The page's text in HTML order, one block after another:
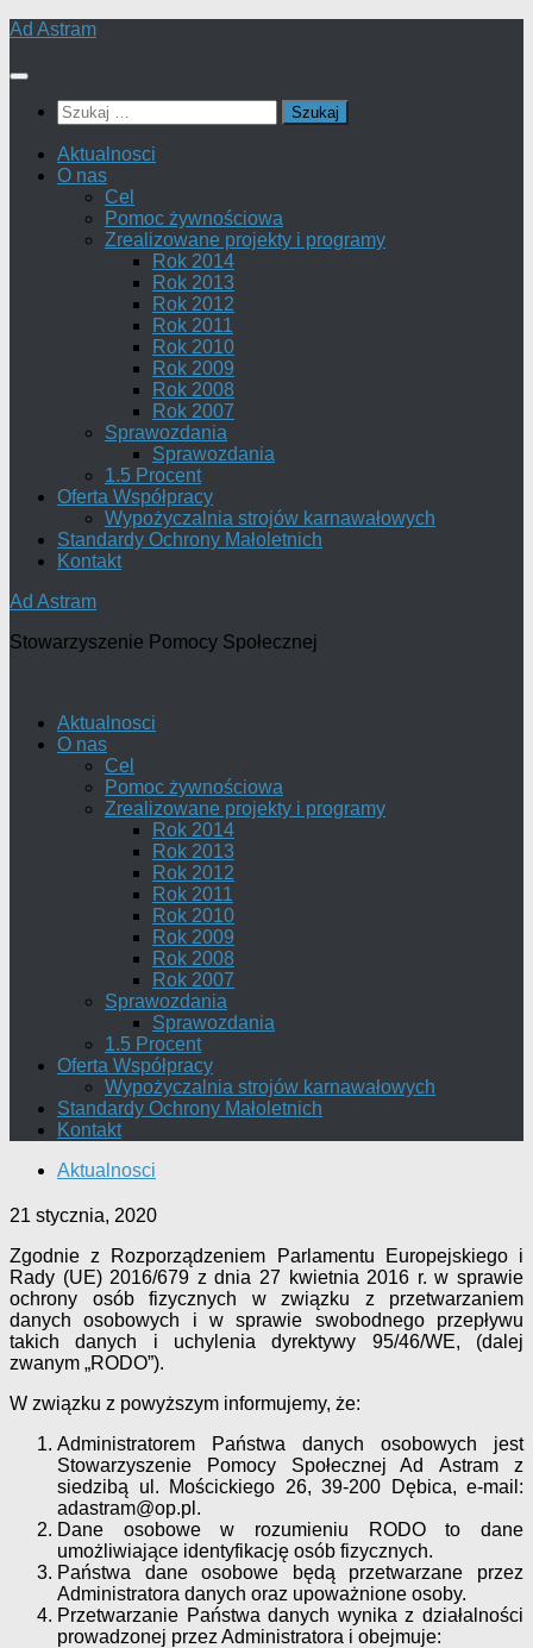
Skip
content
Ad Astram
Szukaj:
Aktualnosci
O nas
Cel
Pomoc żywnościowa
Zrealizowane projekty i programy
Rok 2014
Rok 2013
Rok 2012
Rok 2011
Rok 2010
Rok 2009
Rok 2008
Rok 2007
Sprawozdania
Sprawozdania
1.5 Procent
Oferta Współpracy
Wypożyczalnia strojów karnawałowych
Standardy Ochrony Małoletnich
Kontakt
Ad Astram
Stowarzyszenie Pomocy Społecznej
Aktualnosci
O nas
Cel
Pomoc żywnościowa
Zrealizowane projekty i programy
Rok 2014
Rok 2013
Rok 2012
Rok 2011
Rok 2010
Rok 2009
Rok 2008
Rok 2007
Sprawozdania
Sprawozdania
1.5 Procent
Oferta Współpracy
Wypożyczalnia strojów karnawałowych
Standardy Ochrony Małoletnich
Kontakt
Aktualnosci
21 stycznia, 2020
Zgodnie z Rozporządzeniem Parlamentu Europejskiego i
Rady (UE) 2016/679 z dnia 27 kwietnia 2016 r. w sprawie
ochrony osób fizycznych w związku z przetwarzaniem
danych osobowych i w sprawie swobodnego przepływu
takich danych i uchylenia dyrektywy 95/46/WE, (dalej
zwanym „RODO”).
W związku z powyższym informujemy, że:
Administratorem Państwa danych osobowych jest
Stowarzyszenie Pomocy Społecznej Ad Astram z
siedzibą ul. Mościckiego 26, 39-200 Dębica, e-mail:
adastram@op.pl.
Dane osobowe w rozumieniu RODO to dane
umożliwiające identyfikację osób fizycznych.
Państwa dane osobowe będą przetwarzane przez
Administratora danych oraz upoważnione osoby.
Przetwarzanie Państwa danych wynika z działalności
prowadzonej przez Administratora i obejmuje: